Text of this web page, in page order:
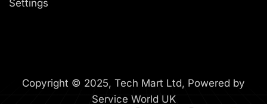
Settings
Copyright © 2025, Tech Mart Ltd, Powered by
Service World UK